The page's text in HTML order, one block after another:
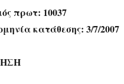
πρωτ: 10037
κατάθεσης: 3/7/2007